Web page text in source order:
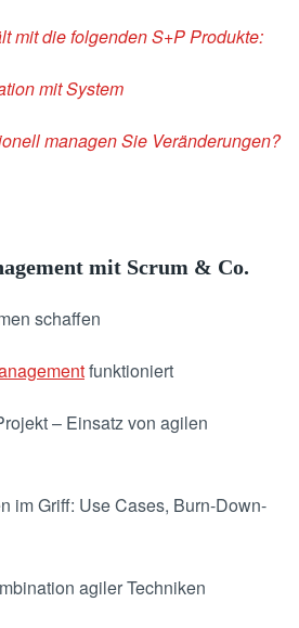
mit die folgenden S+P Produkte:
mit System
managen Sie Veränderungen?
mit Scrum & Co.
schaffen
funktioniert
– Einsatz von agilen
im Griff: Use Cases, Burn-Down-
agiler Techniken